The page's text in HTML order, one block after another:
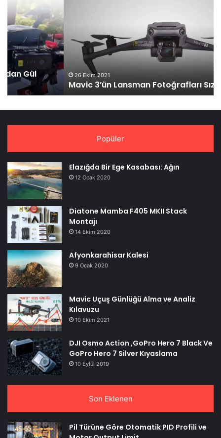
Lansman
Fotoğrafları
Sızdı
26 Ekim 2021
Mavic 3’ün Lansman Fotoğrafları Sızdı
Popüler
Elazığda Bir Ege Kasabası: Ağın
12 Ocak 2020
Diatone Mamba F405 MKII Stack
Montajı
14 Ekim 2020
Afyonkarahisar Kalesi
9 Ocak 2020
Mavic Uçuş Günlüğü Alma ve Analiz
Kılavuzu
10 Ekim 2021
DJI Osmo Action ,GoPro Hero 7 Black Ve
GoPro Hero 7 Silver Kıyaslama
10 Eylül 2019
Son Eklenen
Pil Türüne Göre Otomatik PID Profili ve